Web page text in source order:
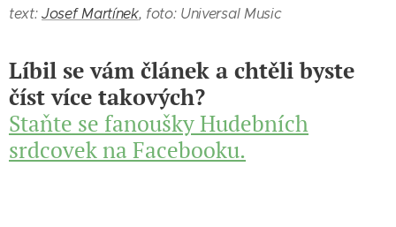
text:Josef Martínek, foto: Universal Music
Líbil se vám článek a chtěli byste
číst více takových?
Staňte se fanoušky Hudebních
srdcovek na Facebooku.